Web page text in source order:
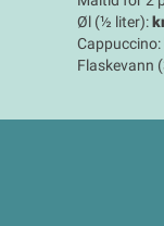
Øl (½ liter):
Cappuccino:
Flaskevann